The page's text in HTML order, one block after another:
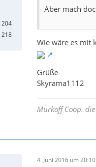
204
218
Aber mach
Wie wäre es mit
Grüße
Skyrama1112
Murkoff Coop.
4. Juni 2016 um 20:10